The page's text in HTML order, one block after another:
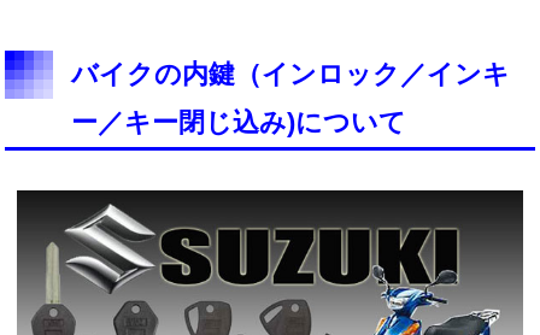
バイクの内鍵（インロック／インキ
ー／キー閉じ込み)について